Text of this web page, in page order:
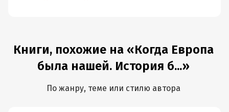
Книги, похожие на «Когда Европа
была нашей. История б...»
По жанру, теме или стилю автора